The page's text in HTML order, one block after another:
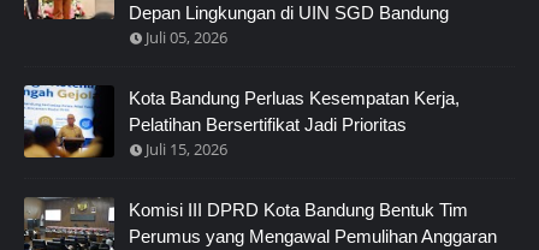
Depan Lingkungan di UIN SGD Bandung
Juli 05, 2026
Kota Bandung Perluas Kesempatan Kerja,
Pelatihan Bersertifikat Jadi Prioritas
Juli 15, 2026
Komisi III DPRD Kota Bandung Bentuk Tim
Perumus yang Mengawal Pemulihan Anggaran